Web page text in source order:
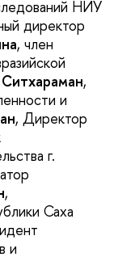
НИУ
директор
, член
Ситхараман,
и
, Директор
г.
,
Саха
и